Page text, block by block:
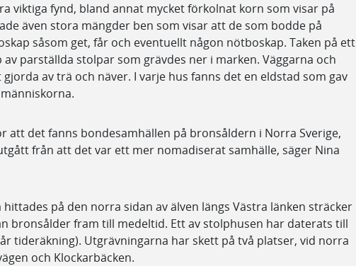
viktiga fynd, bland annat mycket förkolnat korn som visar på
även stora mängder ben som visar att de som bodde på
såsom get, får och eventuellt någon nötboskap. Taken på ett
parställda stolpar som grävdes ner i marken. Väggarna och
av trä och näver. I varje hus fanns det en eldstad som gav
att det fanns bondesamhällen på bronsåldern i Norra Sverige,
från att det var ett mer nomadiserat samhälle, säger Nina
på den norra sidan av älven längs Västra länken sträcker
bronsålder fram till medeltid. Ett av stolphusen har daterats till
tideräkning). Utgrävningarna har skett på två platser, vid norra
och Klockarbäcken.